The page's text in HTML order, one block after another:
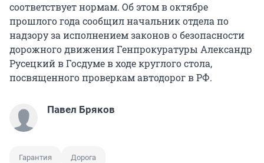
соответствует нормам. Об этом в октябре
прошлого года сообщил начальник отдела по
надзору за исполнением законов о безопасности
дорожного движения Генпрокуратуры Александр
Русецкий в Госдуме в ходе круглого стола,
посвященного проверкам автодорог в РФ.
Павел Бряков
Гарантия Дорога